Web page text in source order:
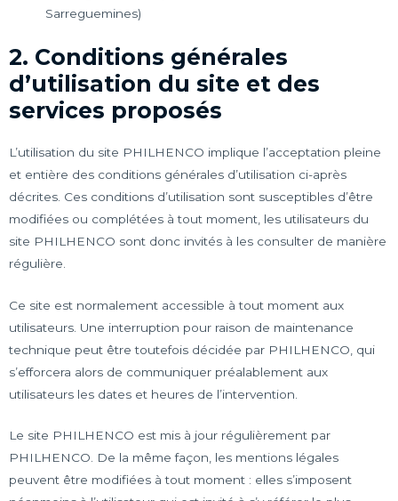
Sarreguemines)
2. Conditions générales
d’utilisation du site et des
services proposés
L’utilisation du site PHILHENCO implique l’acceptation pleine
et entière des conditions générales d’utilisation ci-après
décrites. Ces conditions d’utilisation sont susceptibles d’être
modifiées ou complétées à tout moment, les utilisateurs du
site PHILHENCO sont donc invités à les consulter de manière
régulière.
Ce site est normalement accessible à tout moment aux
utilisateurs. Une interruption pour raison de maintenance
technique peut être toutefois décidée par PHILHENCO, qui
s’efforcera alors de communiquer préalablement aux
utilisateurs les dates et heures de l’intervention.
Le site PHILHENCO est mis à jour régulièrement par
PHILHENCO. De la même façon, les mentions légales
peuvent être modifiées à tout moment : elles s’imposent